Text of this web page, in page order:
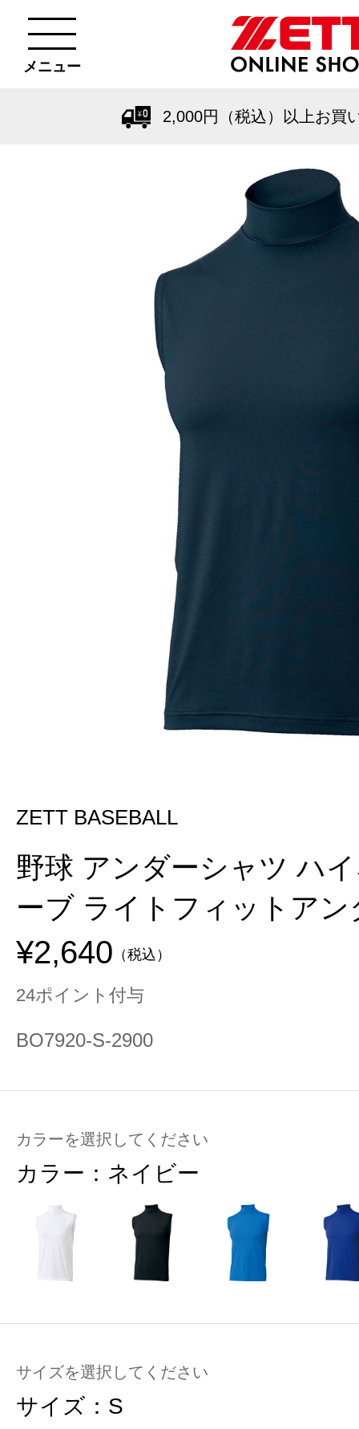
メニュー
2,000円（税込）以上お買
ZETT BASEBALL
野球 アンダーシャツ ハ
ーブ ライトフィットア
¥2,640 （税込）
24ポイント付与
BO7920-S-2900
カラーを選択してください
カラー： ネイビー
サイズを選択してください
サイズ： S